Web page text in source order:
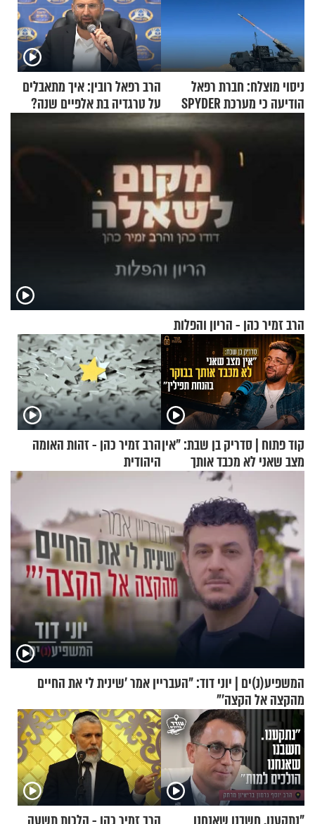
ניסוי מוצלח: חברת רפאל
הודיעה כי מערכת SPYDER
הרב רפאל רובין: איך מתאבלים
על טרגדיה בת אלפיים שנה?
הרב זמיר כהן - הריון והפלות
קוד פתוח | סדריק בן שבת: "אין
מצב שאני לא מכבד אותך
בבוקר בהנחת תפילין"
הרב זמיר כהן - זהות האומה
היהודית
המשפיע(נ)ים | יוני דוד: "העבריין אמר 'שינית לי את החיים
מהקצה אל הקצה'"